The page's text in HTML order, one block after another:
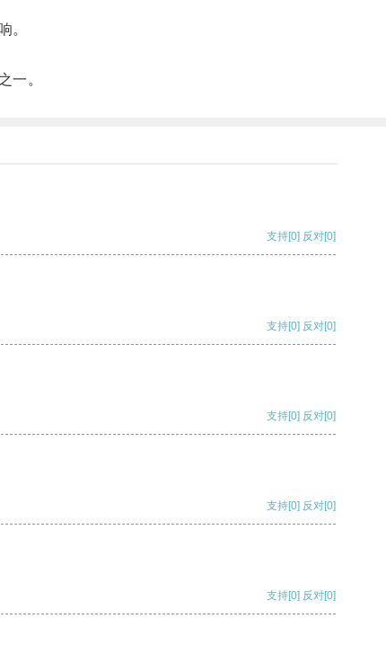
。
一。
支持[0] 反对[0]
支持[0] 反对[0]
支持[0] 反对[0]
支持[0] 反对[0]
支持[0] 反对[0]